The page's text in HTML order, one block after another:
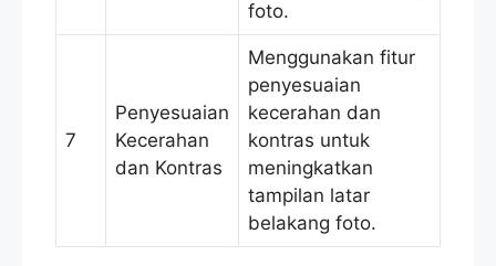
foto.
7
Penyesuaian
Kecerahan
dan Kontras
Menggunakan fitur
penyesuaian
kecerahan dan
kontras untuk
meningkatkan
tampilan latar
belakang foto.